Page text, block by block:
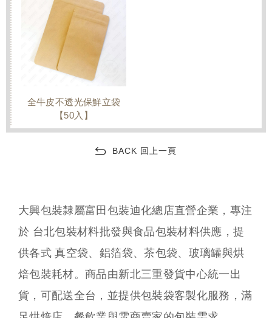
全牛皮不透光保鮮立袋
【50入】
BACK 回上一頁
大興包裝隸屬富田包裝迪化總店直營企業，專注
於 台北包裝材料批發與食品包裝材料供應，提
供各式 真空袋、鋁箔袋、茶包袋、玻璃罐與烘
焙包裝耗材。商品由新北三重發貨中心統一出
貨，可配送全台，並提供包裝袋客製化服務，滿